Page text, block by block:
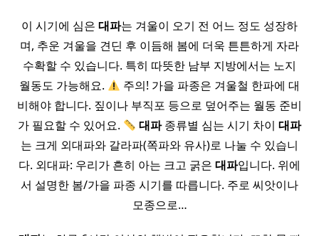
이 시기에 심은 대파는 겨울이 오기 전 어느 정도 성장하
며, 추운 겨울을 견딘 후 이듬해 봄에 더욱 튼튼하게 자라
수확할 수 있습니다. 특히 따뜻한 남부 지방에서는 노지
월동도 가능해요.
주의! 가을 파종은 겨울철 한파에 대
비해야 합니다. 짚이나 부직포 등으로 덮어주는 월동 준비
가 필요할 수 있어요.
대파종류별 심는 시기 차이대파
는 크게 외대파와 갈라파(쪽파와 유사)로 나눌 수 있습니
다. 외대파: 우리가 흔히 아는 크고 굵은 대파입니다. 위에
서 설명한 봄/가을 파종 시기를 따릅니다. 주로 씨앗이나
모종으로…